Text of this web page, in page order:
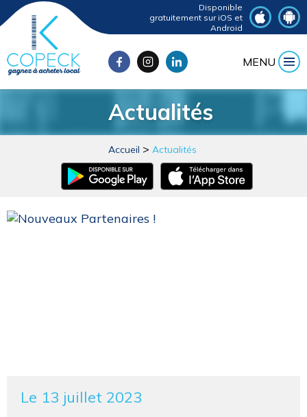
Disponible
gratuitement sur iOS et
Android
MENU
Actualités
Accueil Actualités
Le 13 juillet 2023